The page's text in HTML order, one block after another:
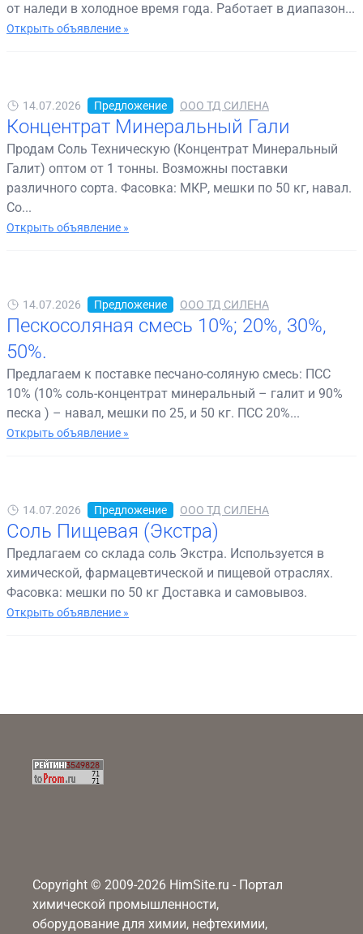
от наледи в холодное время года. Работает в диапазон...
Открыть объявление »
14.07.2026 Предложение ООО ТД СИЛЕНА
Концентрат Минеральный Гали
Продам Соль Техническую (Концентрат Минеральный
Галит) оптом от 1 тонны. Возможны поставки
различного сорта. Фасовка: МКР, мешки по 50 кг, навал.
Со...
Открыть объявление »
14.07.2026 Предложение ООО ТД СИЛЕНА
Пескосоляная смесь 10%; 20%, 30%,
50%.
Предлагаем к поставке песчано-соляную смесь: ПСС
10% (10% соль-концентрат минеральный – галит и 90%
песка ) – навал, мешки по 25, и 50 кг. ПСС 20%...
Открыть объявление »
14.07.2026 Предложение ООО ТД СИЛЕНА
Соль Пищевая (Экстра)
Предлагаем со склада соль Экстра. Используется в
химической, фармацевтической и пищевой отраслях.
Фасовка: мешки по 50 кг Доставка и самовывоз.
Открыть объявление »
Copyright © 2009-2026 HimSite.ru - Портал
химической промышленности,
оборудование для химии, нефтехимии,